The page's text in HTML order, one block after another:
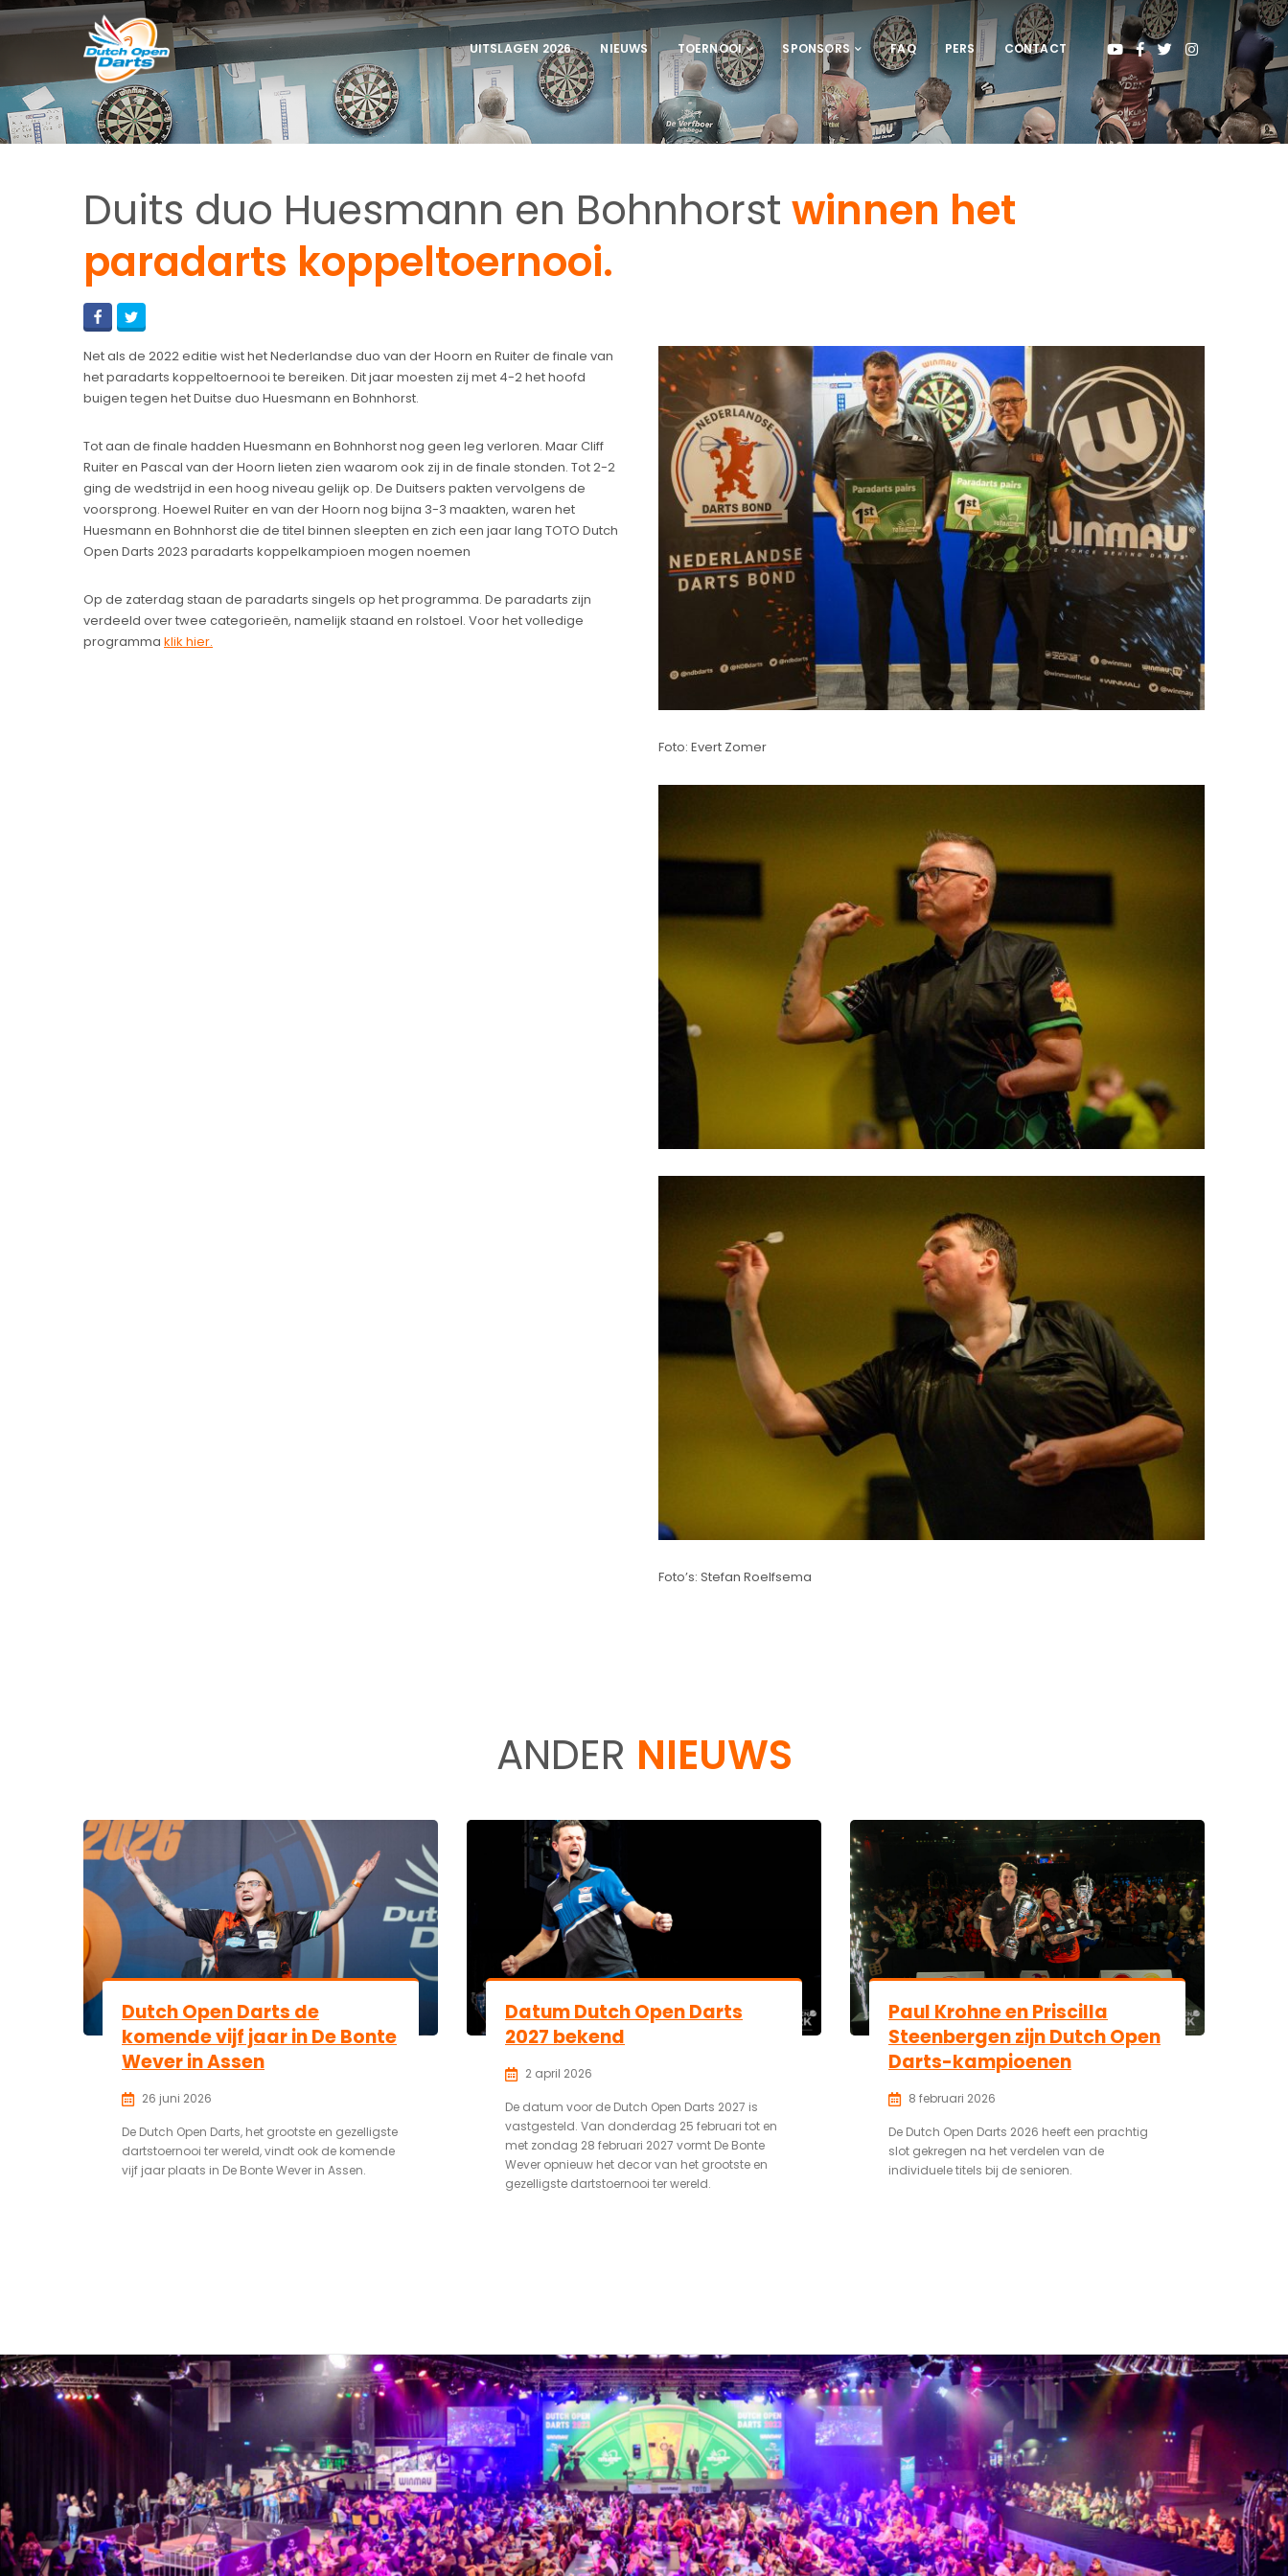
UITSLAGEN 2026 NIEUWS TOERNOOI SPONSORS FAQ PERS CONTACT
Duits duo Huesmann en Bohnhorst winnen het
paradarts koppeltoernooi.
Net als de 2022 editie wist het Nederlandse duo van der Hoorn en Ruiter de finale van
het paradarts koppeltoernooi te bereiken. Dit jaar moesten zij met 4-2 het hoofd
buigen tegen het Duitse duo Huesmann en Bohnhorst.
Tot aan de finale hadden Huesmann en Bohnhorst nog geen leg verloren. Maar Cliff
Ruiter en Pascal van der Hoorn lieten zien waarom ook zij in de finale stonden. Tot 2-2
ging de wedstrijd in een hoog niveau gelijk op. De Duitsers pakten vervolgens de
voorsprong. Hoewel Ruiter en van der Hoorn nog bijna 3-3 maakten, waren het
Huesmann en Bohnhorst die de titel binnen sleepten en zich een jaar lang TOTO Dutch
Open Darts 2023 paradarts koppelkampioen mogen noemen
Op de zaterdag staan de paradarts singels op het programma. De paradarts zijn
verdeeld over twee categorieën, namelijk staand en rolstoel. Voor het volledige
programma klik hier.
Foto: Evert Zomer
Foto’s: Stefan Roelfsema
ANDER NIEUWS
Dutch Open Darts de
komende vijf jaar in De Bonte
Wever in Assen
26 juni 2026
De Dutch Open Darts, het grootste en gezelligste
dartstoernooi ter wereld, vindt ook de komende
vijf jaar plaats in De Bonte Wever in Assen.
Datum Dutch Open Darts
2027 bekend
2 april 2026
De datum voor de Dutch Open Darts 2027 is
vastgesteld. Van donderdag 25 februari tot en
met zondag 28 februari 2027 vormt De Bonte
Wever opnieuw het decor van het grootste en
gezelligste dartstoernooi ter wereld.
Paul Krohne en Priscilla
Steenbergen zijn Dutch Open
Darts-kampioenen
8 februari 2026
De Dutch Open Darts 2026 heeft een prachtig
slot gekregen na het verdelen van de
individuele titels bij de senioren.